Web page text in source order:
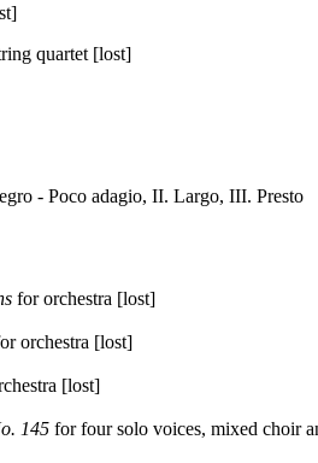
quartet [lost]
- Poco adagio, II. Largo, III. Presto
for orchestra [lost]
orchestra [lost]
[lost]
145 for four solo voices, mixed choir